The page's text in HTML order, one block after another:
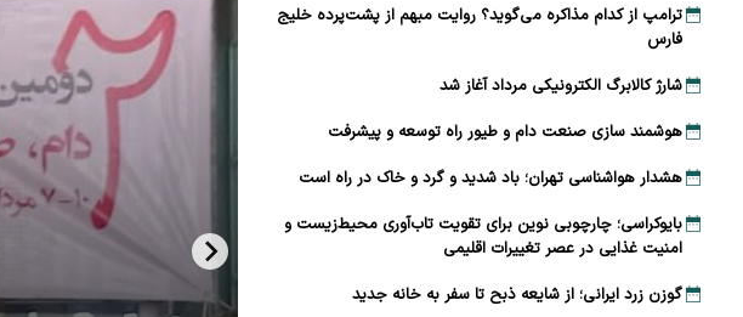
ترامپ از کدام مذاکره می‌گوید؟ روایت مبهم از پشت‌پرده خلیج
فارس
شارژ کالابرگ الکترونیکی مرداد آغاز شد
هوشمند سازی صنعت دام و طیور راه توسعه و پیشرفت
هشدار هواشناسی تهران؛ باد شدید و گرد و خاک در راه است
بایوکراسی؛ چارچوبی نوین برای تقویت تاب‌آوری محیط‌زیست و
امنیت غذایی در عصر تغییرات اقلیمی
گوزن زرد ایرانی؛ از شایعه ذبح تا سفر به خانه جدید